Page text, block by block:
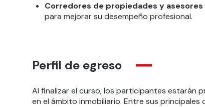
Corredores de propiedades y
para mejorar su desempeño profesional.
Perfil de egreso
Al finalizar el curso, los participantes estarán
en el ámbito inmobiliario. Entre sus